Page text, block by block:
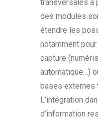
transversales à
des modules
étendre les
notamment
capture
automatique…)
bases externes
L’intégration
d’information